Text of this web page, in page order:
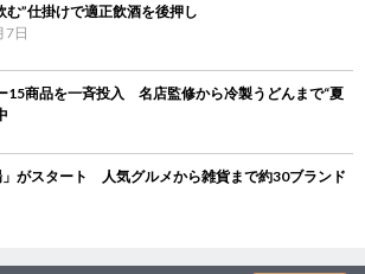
む”仕掛けで適正飲酒を後押し
7日
15商品を一斉投入 名店監修から冷製うどんまで“夏
がスタート 人気グルメから雑貨まで約30ブランド